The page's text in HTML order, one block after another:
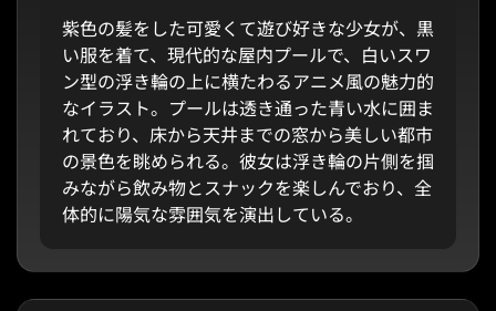
紫色の髪をした可愛くて遊び好きな少女が、黒
い服を着て、現代的な屋内プールで、白いスワ
ン型の浮き輪の上に横たわるアニメ風の魅力的
なイラスト。プールは透き通った青い水に囲ま
れており、床から天井までの窓から美しい都市
の景色を眺められる。彼女は浮き輪の片側を掴
みながら飲み物とスナックを楽しんでおり、全
体的に陽気な雰囲気を演出している。